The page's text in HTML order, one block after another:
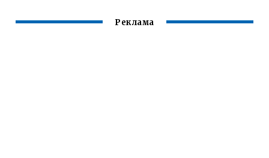
Реклама